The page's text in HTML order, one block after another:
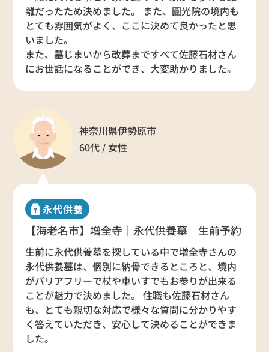
離だったため決めました。 また、圓光院の境内も
とても雰囲気がよく、ここに決めて良かったと思
いました。
また、墓じまいから改葬まですべて佐藤石材さん
にお世話になることができ、大変助かりました。
神奈川県伊勢原市
60代 / 女性
永代供養
【海老名市】増全寺｜永代供養墓 生前予約
生前に永代供養墓を探している中で増全寺さんの
永代供養墓は、個別に納骨できるところと、境内
がバリアフリーで杖や車いすでもお参りが出来る
ことが魅力で決めました。 住職も佐藤石材さん
も、とても親切な対応で様々な質問に分かりやす
く答えていただき、安心して決めることができま
した。